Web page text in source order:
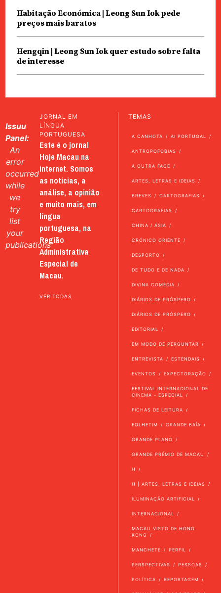
Habitação Económica | Leong Sun Iok pede
preços mais baratos
Hengqin | Leong Sun Iok quer estudo sobre falta
de interesse
Issuu
Panel:
An
error
occurred
while
we
try
list
your
publications
JORNAL EM
LÍNGUA
PORTUGUESA
Este é o jornal
Hoje Macau na
internet. Somos
as notícias, a
análise, a opinião
e muito mais, em
língua
portuguesa, na
Região
Administrativa
Especial de
Macau.
VER TODAS
TEMAS
A CANHOTA AI PORTUGAL
ANTROPOFOBIAS
A OUTRA FACE
ARTES, LETRAS E IDEIAS
BREVES CARTOGRAFIAS
CARTOGRAFIAS
CHINA / ÁSIA
CRÓNICO ORIENTE
DESPORTO
DE TUDO E DE NADA
DIVINA COMÉDIA
DIÁRIOS DE PRÓSPERO
DIÁRIOS DE PRÓSPERO
EDITORIAL
EM MODO DE PERGUNTAR
ENTREVISTA ESTENDAIS
EVENTOS EXPECTORAÇÃO
FESTIVAL INTERNACIONAL DE
CINEMA - ESPECIAL
FICHAS DE LEITURA
FOLHETIM GRANDE BAÍA
GRANDE PLANO
GRANDE PRÉMIO DE MACAU
H
H | ARTES, LETRAS E IDEIAS
ILUMINAÇÃO ARTIFICIAL
INTERNACIONAL
MACAU VISTO DE HONG
KONG
MANCHETE PERFIL
PERSPECTIVAS PESSOAS
POLÍTICA REPORTAGEM